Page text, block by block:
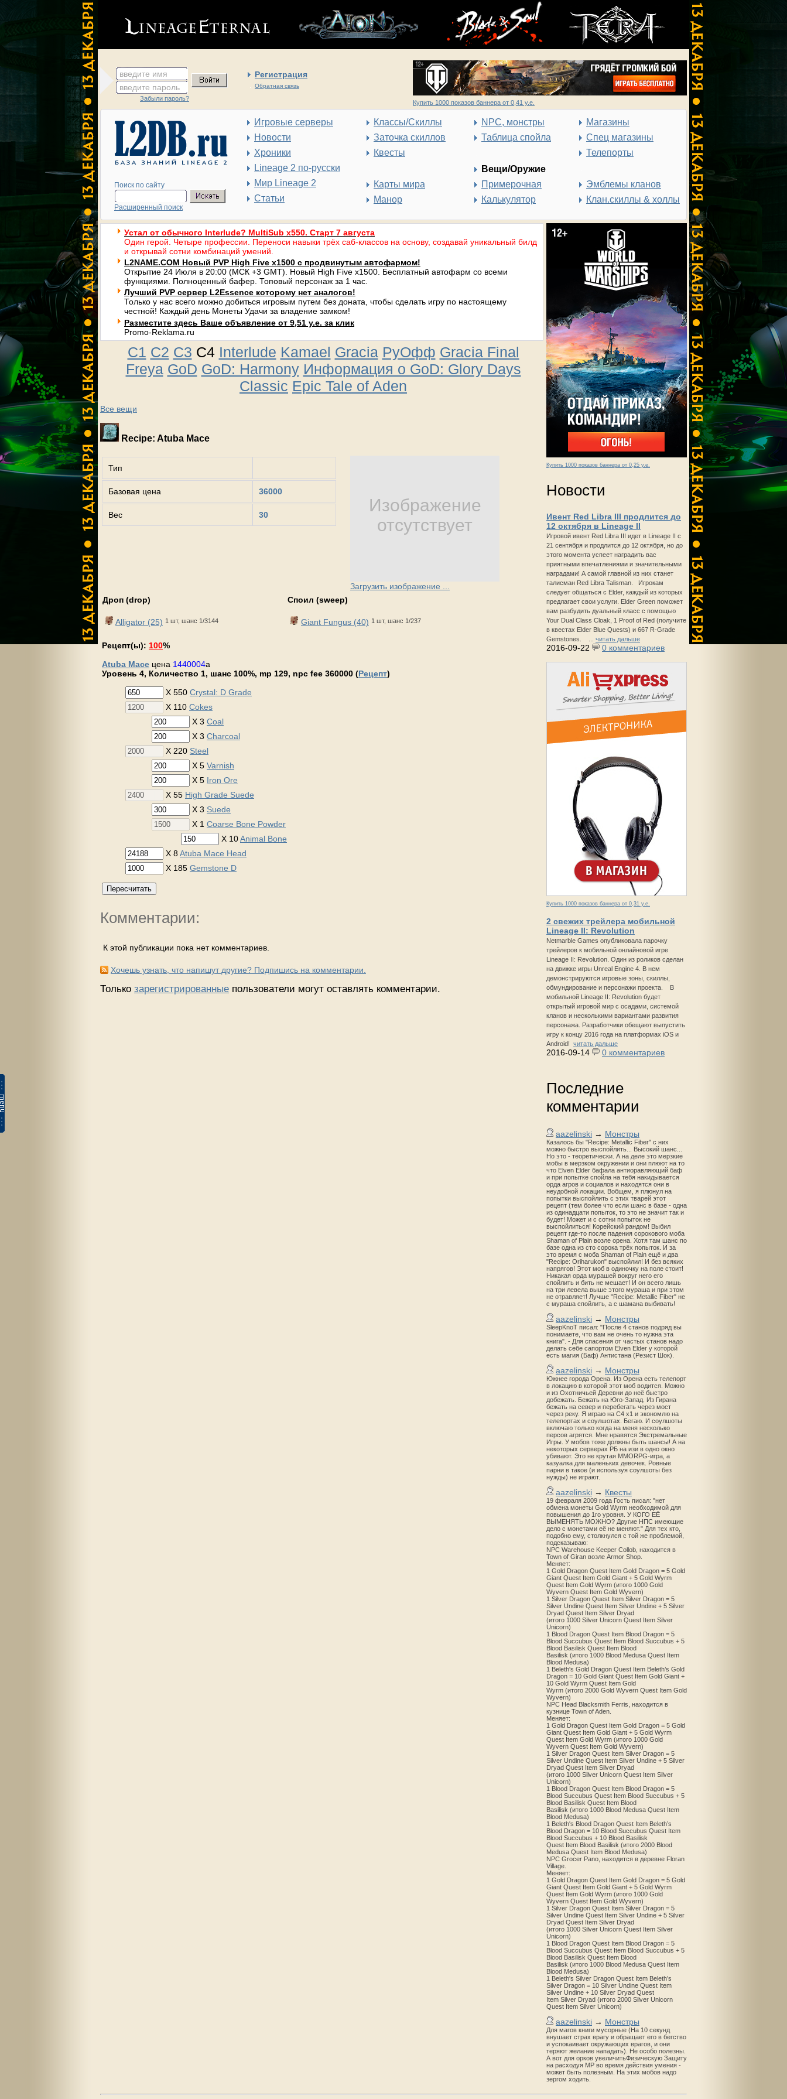
введите имя Регистрация
Обратная связь
введите пароль
Забыли пароль?
Купить 1000 показов баннера от 0,41 у.е.
Поиск по сайту
Расширенный поиск
Игровые серверы
Новости
Хроники
Lineage 2 по-русски
Мир Lineage 2
Статьи
Классы/Скиллы
Заточка скиллов
Квесты
Карты мира
Манор
NPC, монстры
Таблица спойла
Вещи/Оружие
Примерочная
Калькулятор
Магазины
Спец магазины
Телепорты
Эмблемы кланов
Клан.скиллы & холлы
Купить 1000 показов баннера от 0,25 у.е.
Новости
Ивент Red Libra III продлится до
12 октября в Lineage II
Игровой ивент Red Libra III идет в Lineage II с
21 сентября и продлится до 12 октября, но до
этого момента успеет наградить вас
приятными впечатлениями и значительными
наградами! А самой главной из них станет
талисман Red Libra Talisman. Игрокам
следует общаться с Elder, каждый из которых
предлагает свои услуги. Elder Green поможет
вам разбудить дуальный класс с помощью
Your Dual Class Cloak, 1 Proof of Red (получите
в квестах Elder Blue Quests) и 667 R-Grade
Gemstones. ... читать дальше
2016-09-22 0 комментариев
Купить 1000 показов баннера от 0,31 у.е.
2 свежих трейлера мобильной
Lineage II: Revolution
Netmarble Games опубликовала парочку
трейлеров к мобильной онлайновой игре
Lineage II: Revolution. Один из роликов сделан
на движке игры Unreal Engine 4. В нем
демонстрируются игровые зоны, скиллы,
обмундирование и персонажи проекта. В
мобильной Lineage II: Revolution будет
открытый игровой мир с осадами, системой
кланов и несколькими вариантами развития
персонажа. Разработчики обещают выпустить
игру к концу 2016 года на платформах iOS и
Android! читать дальше
2016-09-14 0 комментариев
Последние
комментарии
aazelinski → Монстры
Казалось бы "Recipe: Metallic Fiber" с них
можно быстро выспойлить... Высокий шанс...
Но это - теоретически. А на деле это мерзкие
мобы в мерзком окружении и они плюют на то
что Elven Elder бафала антиоравляющий баф
и при попытке спойла на тебя накидывается
орда агров и социалов и находятся они в
неудобной локации. Вобщем, я плюнул на
попытки выспойлить с этих тварей этот
рецепт (тем более что если шанс в базе - одна
из одинадцати попыток, то это не значит так и
будет! Может и с сотни попыток не
выспойлиться! Корейский рандом! Выбил
рецепт где-то после падения сорокового моба
Shaman of Plain возле орена. Хотя там шанс по
базе одна из сто сорока трёх попыток. И за
это время с моба Shaman of Plain ещё и два
"Recipe: Oriharukon" выспойлил! И без всяких
напрягов! Этот моб в одиночку на поле стоит!
Никакая орда мурашей вокруг него его
спойлить и бить не мешает! И он всего лишь
на три левела выше этого мураша и при этом
не отравляет! Лучше "Recipe: Metallic Fiber" не
с мураша спойлить, а с шамана выбивать!
aazelinski → Монстры
SleepKnoT писал: "После 4 станов подряд вы
понимаете, что вам не очень то нужна эта
книга". - Для спасения от частых станов надо
делать себе сапортом Elven Elder у которой
есть магия (Баф) Антистана (Резист Шок).
aazelinski → Монстры
Южнее города Орена. Из Орена есть телепорт
в локацию в которой этот моб водится. Можно
и из Охотничьей Деревни до неё быстро
добежать. Бежать на Юго-Запад. Из Гирана
бежать на север и перебегать через мост
через реку. Я играю на С4 х1 и экономлю на
телепортах и соулшотах. Бегаю. И соулшоты
включаю только когда на меня несколько
персов агрятся. Мне нравятся Экстремальные
Игры. У мобов тоже должны быть шансы! А на
некоторых серверах РБ на изи в одно окно
убивают. Это не крутая MMORPG-игра, а
казуалка для маленьких девочек. Ровные
парни в такое (и используя соулшоты без
нужды) не играют.
aazelinski → Квесты
19 февраля 2009 года Гость писал: "нет
обмена монеты Gold Wyrm необходимой для
повышения до 1го уровня. У КОГО ЕЁ
ВЫМЕНЯТЬ МОЖНО? Другие НПС имеющие
дело с монетами её не меняют." Для тех кто,
подобно ему, столкнулся с той же проблемой,
подсказываю:
NPC Warehouse Keeper Collob, находится в
Town of Giran возле Armor Shop.
Меняет:
1 Gold Dragon Quest Item Gold Dragon = 5 Gold
Giant Quest Item Gold Giant + 5 Gold Wyrm
Quest Item Gold Wyrm (итого 1000 Gold
Wyvern Quest Item Gold Wyvern)
1 Silver Dragon Quest Item Silver Dragon = 5
Silver Undine Quest Item Silver Undine + 5 Silver
Dryad Quest Item Silver Dryad
(итого 1000 Silver Unicorn Quest Item Silver
Unicorn)
1 Blood Dragon Quest Item Blood Dragon = 5
Blood Succubus Quest Item Blood Succubus + 5
Blood Basilisk Quest Item Blood
Basilisk (итого 1000 Blood Medusa Quest Item
Blood Medusa)
1 Beleth's Gold Dragon Quest Item Beleth’s Gold
Dragon = 10 Gold Giant Quest Item Gold Giant +
10 Gold Wyrm Quest Item Gold
Wyrm (итого 2000 Gold Wyvern Quest Item Gold
Wyvern)
NPC Head Blacksmith Ferris, находится в
кузнице Town of Aden.
Меняет:
1 Gold Dragon Quest Item Gold Dragon = 5 Gold
Giant Quest Item Gold Giant + 5 Gold Wyrm
Quest Item Gold Wyrm (итого 1000 Gold
Wyvern Quest Item Gold Wyvern)
1 Silver Dragon Quest Item Silver Dragon = 5
Silver Undine Quest Item Silver Undine + 5 Silver
Dryad Quest Item Silver Dryad
(итого 1000 Silver Unicorn Quest Item Silver
Unicorn)
1 Blood Dragon Quest Item Blood Dragon = 5
Blood Succubus Quest Item Blood Succubus + 5
Blood Basilisk Quest Item Blood
Basilisk (итого 1000 Blood Medusa Quest Item
Blood Medusa)
1 Beleth's Blood Dragon Quest Item Beleth’s
Blood Dragon = 10 Blood Succubus Quest Item
Blood Succubus + 10 Blood Basilisk
Quest Item Blood Basilisk (итого 2000 Blood
Medusa Quest Item Blood Medusa)
NPC Grocer Pano, находится в деревне Floran
Village.
Меняет:
1 Gold Dragon Quest Item Gold Dragon = 5 Gold
Giant Quest Item Gold Giant + 5 Gold Wyrm
Quest Item Gold Wyrm (итого 1000 Gold
Wyvern Quest Item Gold Wyvern)
1 Silver Dragon Quest Item Silver Dragon = 5
Silver Undine Quest Item Silver Undine + 5 Silver
Dryad Quest Item Silver Dryad
(итого 1000 Silver Unicorn Quest Item Silver
Unicorn)
1 Blood Dragon Quest Item Blood Dragon = 5
Blood Succubus Quest Item Blood Succubus + 5
Blood Basilisk Quest Item Blood
Basilisk (итого 1000 Blood Medusa Quest Item
Blood Medusa)
1 Beleth's Silver Dragon Quest Item Beleth’s
Silver Dragon = 10 Silver Undine Quest Item
Silver Undine + 10 Silver Dryad Quest
Item Silver Dryad (итого 2000 Silver Unicorn
Quest Item Silver Unicorn)
aazelinski → Монстры
Для магов книги мусорные (На 10 секунд
внушает страх врагу и обращает его в бегство
и успокаивает окружающих врагов, и они
теряют желание нападать). Не особо полезны.
А вот для орков увеличитьФизическую Защиту
на расходуя MP во время действия умения -
может быть полезным. На этих мобов надо
зергом ходить.
Устал от обычного Interlude? MultiSub x550. Старт 7 августа
Один герой. Четыре профессии. Переноси навыки трёх саб-классов на основу, создавай уникальный билд
и открывай сотни комбинаций умений.
L2NAME.COM Новый PVP High Five x1500 с продвинутым автофармом!
Открытие 24 Июля в 20:00 (МСК +3 GMT). Новый High Five x1500. Бесплатный автофарм со всеми
функциями. Полноценный бафер. Топовый персонаж за 1 час.
Лучший PVP сервер L2Essence которому нет аналогов!
Только у нас всего можно добиться игровым путем без доната, чтобы сделать игру по настоящему
честной! Каждый день Монеты Удачи за владение замком!
Разместите здесь Ваше объявление от 9,51 у.е. за клик
Promo-Reklama.ru
C1 C2 C3 C4 Interlude Kamael Gracia РуОфф Gracia Final
Freya GoD GoD: Harmony Информация о GoD: Glory Days
Classic Epic Tale of Aden
Все вещи
Recipe: Atuba Mace
Тип
Базовая цена 36000
Вес 30
Изображение
отсутствует
Загрузить изображение ...
Дроп (drop)
Alligator (25) 1 шт, шанс 1/3144
Споил (sweep)
Giant Fungus (40) 1 шт, шанс 1/237
Рецепт(ы): 100%
Atuba Mace цена 1440004a
Уровень 4, Количество 1, шанс 100%, mp 129, npc fee 360000 (Рецепт)
X 550 Crystal: D Grade
X 110 Cokes
X 3 Coal
X 3 Charcoal
X 220 Steel
X 5 Varnish
X 5 Iron Ore
X 55 High Grade Suede
X 3 Suede
X 1 Coarse Bone Powder
X 10Animal Bone
X 8Atuba Mace Head
X 185 Gemstone D
Пересчитать
Комментарии:
К этой публикации пока нет комментариев.
Хочешь узнать, что напишут другие? Подпишись на комментарии.
Только зарегистрированные пользователи могут оставлять комментарии.